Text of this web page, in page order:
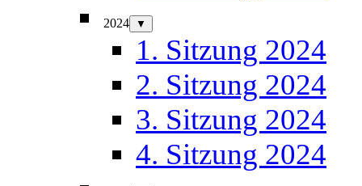
2024 ▼
1. Sitzung 2024
2. Sitzung 2024
3. Sitzung 2024
4. Sitzung 2024